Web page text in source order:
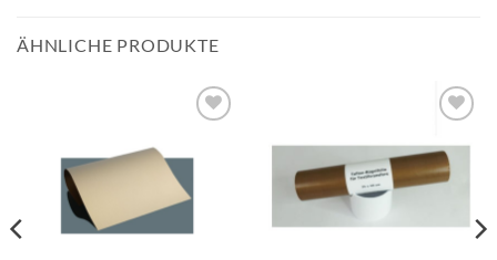
ÄHNLICHE PRODUKTE
Wunschliste
hinzufügen
Wunschliste
hinzufügen